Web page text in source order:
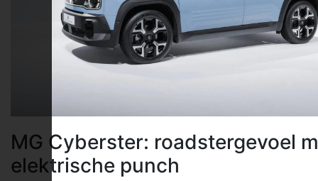
MG Cyberster: roadstergevoel
elektrische punch